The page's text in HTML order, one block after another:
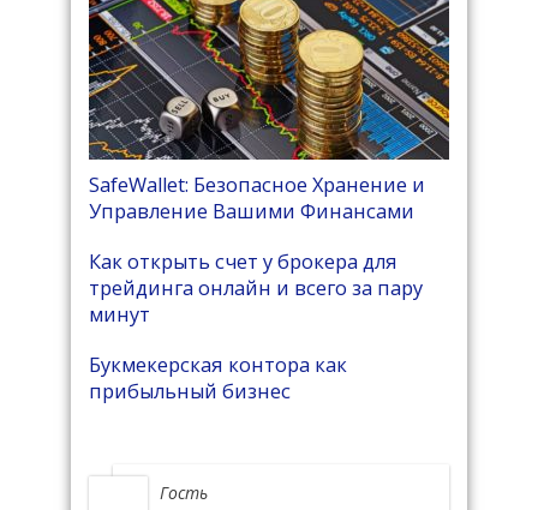
SafeWallet: Безопасное Хранение и
Управление Вашими Финансами
Как открыть счет у брокера для
трейдинга онлайн и всего за пару
минут
Букмекерская контора как
прибыльный бизнес
Гость